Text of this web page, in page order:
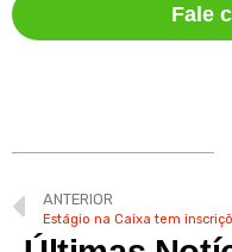
Fale
ANTERIOR